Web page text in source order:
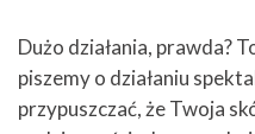
Dużo działania, prawda?
piszemy o działaniu
przypuszczać, że Twoja